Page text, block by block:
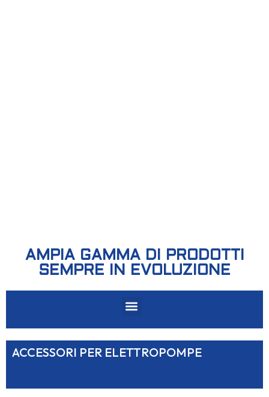
AMPIA GAMMA DI PRODOTTI
SEMPRE IN EVOLUZIONE
ACCESSORI PER ELETTROPOMPE